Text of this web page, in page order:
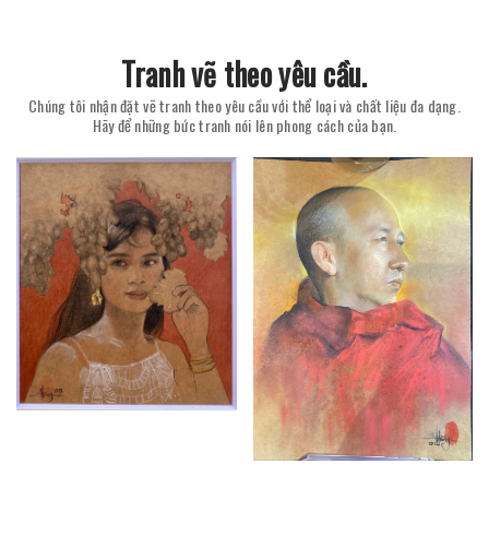
Tranh vẽ theo yêu cầu.
Chúng tôi nhận đặt vẽ tranh theo yêu cầu với thể loại và chất liệu đa dạng.
Hãy để những bức tranh nói lên phong cách của bạn.